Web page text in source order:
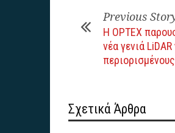
Previous
Η OPTEX
νέα γενιά
Σχετικά Άρθρα